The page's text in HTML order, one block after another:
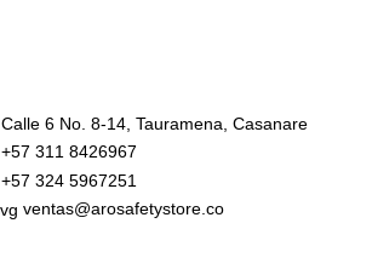
Calle 6 No. 8-14, Tauramena, Casanare
+57 311 8426967
+57 324 5967251
ventas@arosafetystore.co